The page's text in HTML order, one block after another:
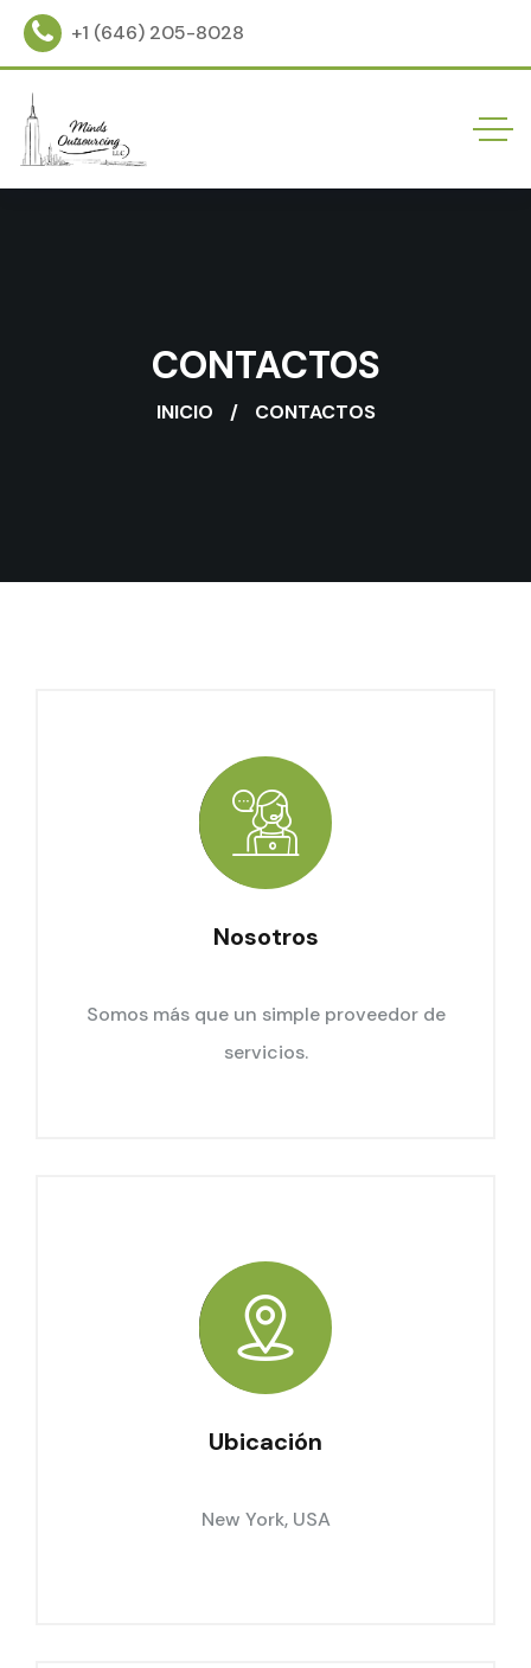
+1 (646) 205-8028
CONTACTOS
INICIO CONTACTOS
Nosotros
Somos más que un simple proveedor de
servicios.
Ubicación
New York, USA